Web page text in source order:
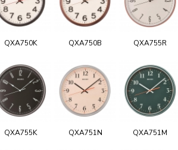
QXA750K QXA750B QXA755R
QXA755K QXA751N QXA751M